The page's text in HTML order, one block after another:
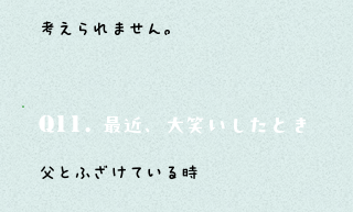
考えられません。
Q11. 最近、大笑いしたときはど
父とふざけている時